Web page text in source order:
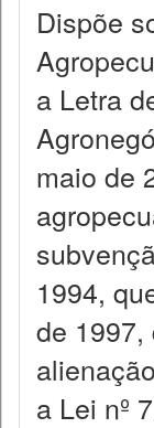
Dispõe
a Letra
maio de
1994,
de
a Lei nº